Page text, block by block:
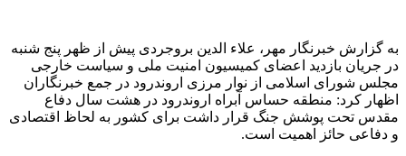
به گزارش خبرنگار مهر، علاء الدین بروجردی پیش از ظهر پنج شنبه
در جریان بازدید اعضای کمیسیون امنیت ملی و سیاست خارجی
مجلس شورای اسلامی از نوار مرزی اروندرود در جمع خبرنگاران
اظهار کرد: منطقه حساس آبراه اروندرود در هشت سال دفاع
مقدس تحت پوشش جنگ قرار داشت برای کشور به لحاظ اقتصادی
و دفاعی حائز اهمیت است.